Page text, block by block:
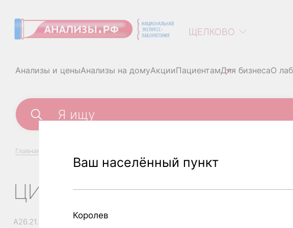
ЩЕЛКОВО
Ваш населённый пункт
Королев
Анализы и ценыАнализы на домуАкцииПациентамДля бизнесаО
Главная
ЦИТОМЕГАЛОВИРУС
A26.21.010.002